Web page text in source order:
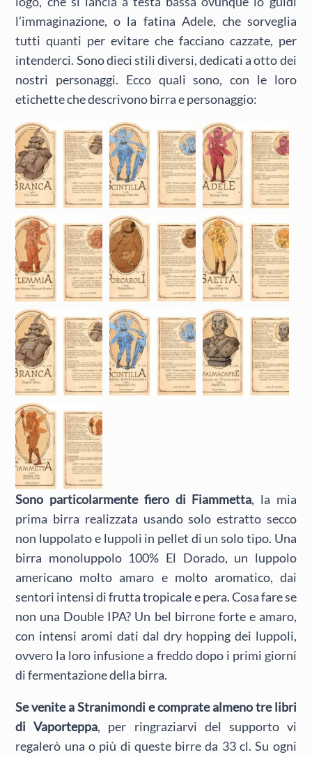
l’immaginazione, o la fatina Adele, che sorveglia
tutti quanti per evitare che facciano cazzate, per
intenderci. Sono dieci stili diversi, dedicati a otto dei
nostri personaggi. Ecco quali sono, con le loro
etichette che descrivono birra e personaggio:
Sono particolarmente fiero di Fiammetta, la mia
prima birra realizzata usando solo estratto secco
non luppolato e luppoli in pellet di un solo tipo. Una
birra monoluppolo 100% El Dorado, un luppolo
americano molto amaro e molto aromatico, dai
sentori intensi di frutta tropicale e pera. Cosa fare se
non una Double IPA? Un bel birrone forte e amaro,
con intensi aromi dati dal dry hopping dei luppoli,
ovvero la loro infusione a freddo dopo i primi giorni
di fermentazione della birra.
Se venite a Stranimondi e comprate almeno tre libri
di Vaporteppa, per ringraziarvi del supporto vi
regalerò una o più di queste birre da 33 cl. Su ogni